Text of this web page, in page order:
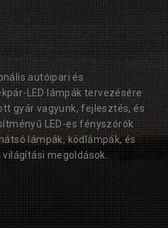
autóipari és
LED lámpák tervezésére
gyár vagyunk, fejlesztés, és
LED-es fényszórók
lámpák, ködlámpák, és
világítási megoldások.